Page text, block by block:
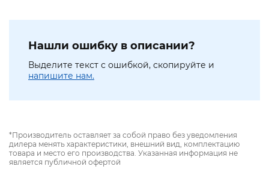
Нашли ошибку в описании?
Выделите текст с ошибкой, скопируйте и
напишите нам.
*Производитель оставляет за собой право без уведомления
дилера менять характеристики, внешний вид, комплектацию
товара и место его производства. Указанная информация не
является публичной офертой